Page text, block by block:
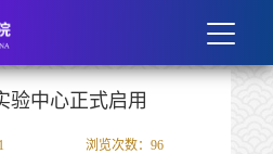
验中心正式启用
浏览次数： 96